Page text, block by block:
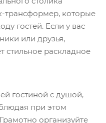
трансформер, которые
гостей. Если у вас
или друзья,
раскладное
гостиной с душой,
при этом
организуйте